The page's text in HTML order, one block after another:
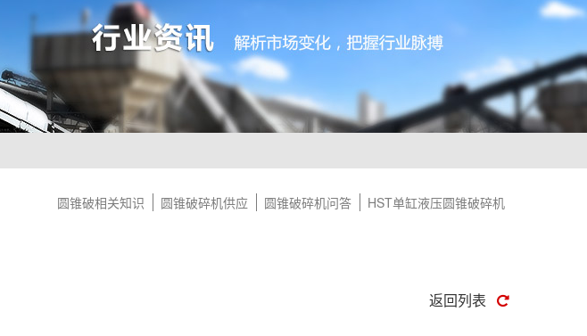
圆锥破相关知识 圆锥破碎机供应 圆锥破碎机问答 HST单缸液压圆锥破碎机
返回列表